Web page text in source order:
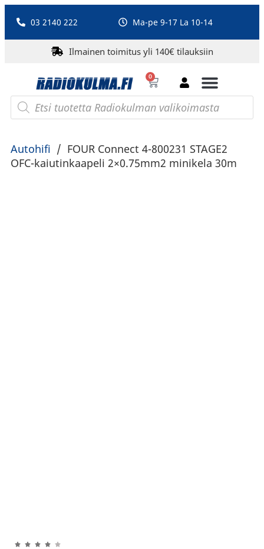
03 2140 222 Ma-pe 9-17 La 10-14
Ilmainen toimitus yli 140€ tilauksiin
0
Autohifi / FOUR Connect 4-800231 STAGE2
OFC-kaiutinkaapeli 2×0.75mm2 minikela 30m